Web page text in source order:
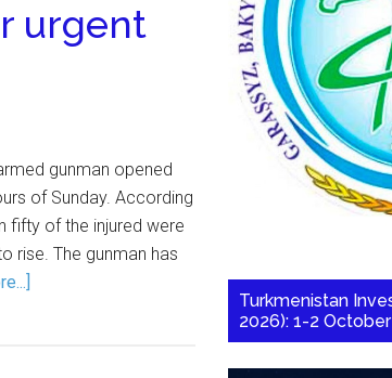
urgent
gunman opened
of Sunday. According
fifty of the injured were
rise. The gunman has
Turkmenistan
2026): 1-2